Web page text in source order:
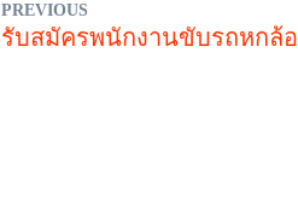
PREVIOUS
รับสมัครพนักงานขับรถหกล้อ